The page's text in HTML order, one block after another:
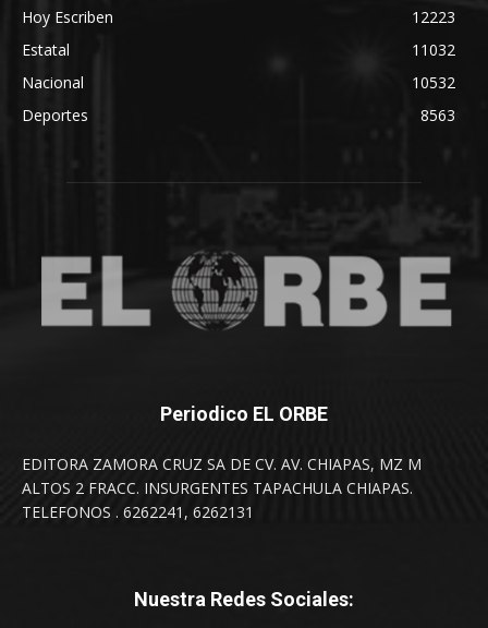
Hoy Escriben
12223
Estatal
11032
Nacional
10532
Deportes
8563
Periodico EL ORBE
EDITORA ZAMORA CRUZ SA DE CV. AV. CHIAPAS, MZ M
ALTOS 2 FRACC. INSURGENTES TAPACHULA CHIAPAS.
TELEFONOS . 6262241, 6262131
Nuestra Redes Sociales: